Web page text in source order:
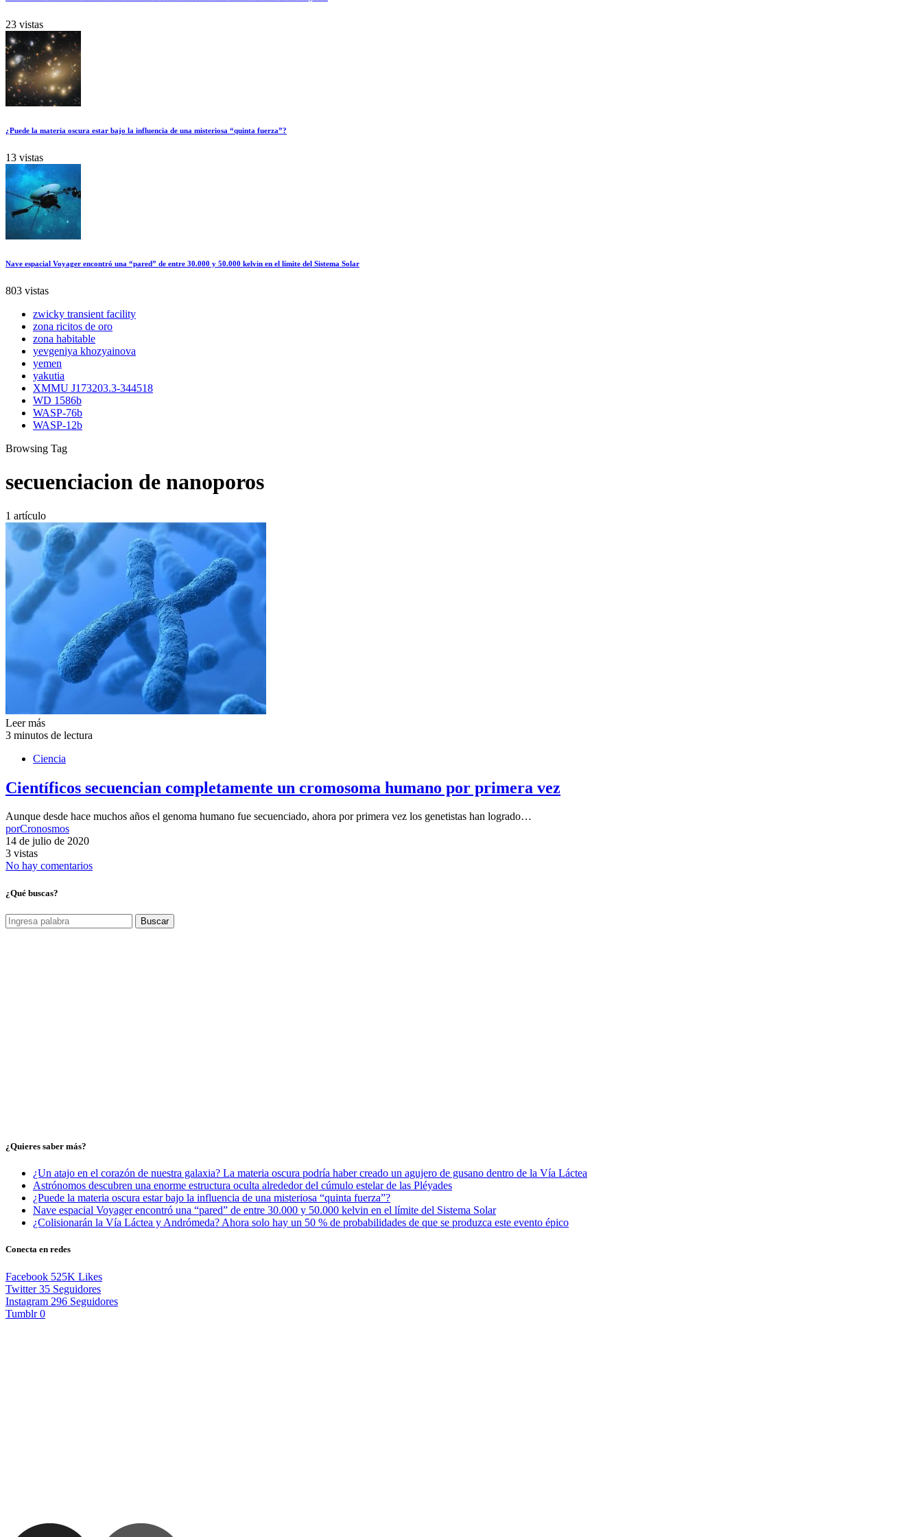
23 vistas
¿Puede la materia oscura estar bajo la influencia de una misteriosa “quinta fuerza”?
13 vistas
Nave espacial Voyager encontró una “pared” de entre 30.000 y 50.000 kelvin en el límite del Sistema Solar
803 vistas
zwicky transient facility
zona ricitos de oro
zona habitable
yevgeniya khozyainova
yemen
yakutia
XMMU J173203.3-344518
WD 1586b
WASP-76b
WASP-12b
Browsing Tag
secuenciacion de nanoporos
1 artículo
Leer más
3 minutos de lectura
Ciencia
Científicos secuencian completamente un cromosoma humano por primera vez
Aunque desde hace muchos años el genoma humano fue secuenciado, ahora por primera vez los genetistas han logrado…
porCronosmos
14 de julio de 2020
3 vistas
No hay comentarios
¿Qué buscas?
Buscar
¿Quieres saber más?
¿Un atajo en el corazón de nuestra galaxia? La materia oscura podría haber creado un agujero de gusano dentro de la Vía Láctea
Astrónomos descubren una enorme estructura oculta alrededor del cúmulo estelar de las Pléyades
¿Puede la materia oscura estar bajo la influencia de una misteriosa “quinta fuerza”?
Nave espacial Voyager encontró una “pared” de entre 30.000 y 50.000 kelvin en el límite del Sistema Solar
¿Colisionarán la Vía Láctea y Andrómeda? Ahora solo hay un 50 % de probabilidades de que se produzca este evento épico
Conecta en redes
Facebook 525K Likes
Twitter 35 Seguidores
Instagram 296 Seguidores
Tumblr 0